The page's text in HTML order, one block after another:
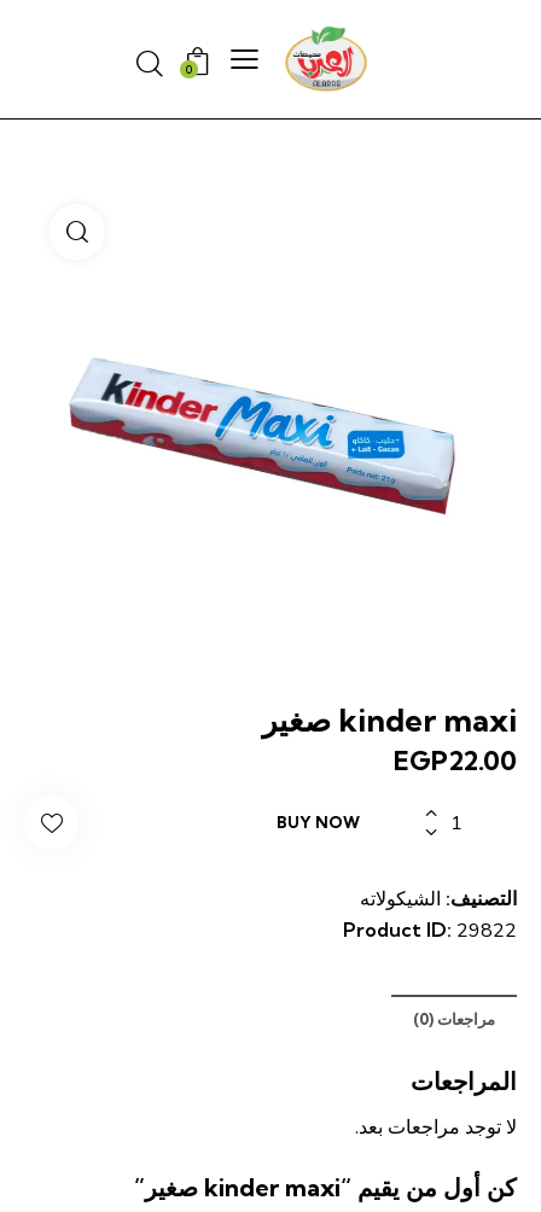
0
Search
kinder maxi صغير
EGP22.00
صغير
BUY NOW
التصنيف: الشيكولاته
Product ID: 29822
مراجعات (0)
المراجعات
لا توجد مراجعات بعد.
كن أول من يقيم “kinder maxi صغير”